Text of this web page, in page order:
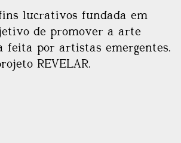
lucrativos fundada em
de promover a arte
feita por artistas emergentes.
REVELAR.